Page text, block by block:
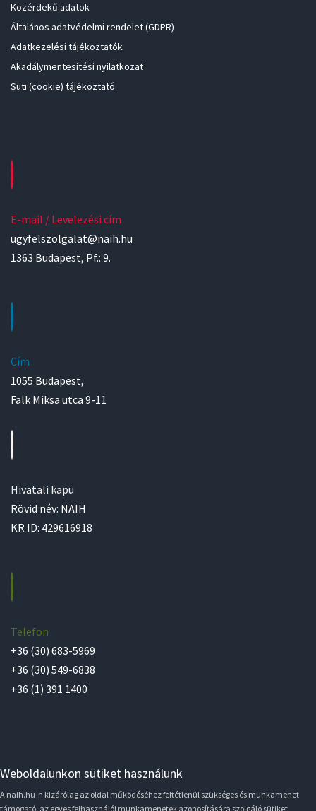
Közérdekű adatok
Általános adatvédelmi rendelet (GDPR)
Adatkezelési tájékoztatók
Akadálymentesítési nyilatkozat
Süti (cookie) tájékoztató
E-mail / Levelezési cím
ugyfelszolgalat@naih.hu
1363 Budapest, Pf.: 9.
Cím
1055 Budapest,
Falk Miksa utca 9-11
Hivatali kapu
Rövid név: NAIH
KR ID: 429616918
Telefon
+36 (30) 683-5969
+36 (30) 549-6838
+36 (1) 391 1400
Weboldalunkon sütiket használunk
A naih.hu-n kizárólag az oldal működéséhez feltétlenül szükséges és munkamenet
támogató, az egyes felhasználói munkamenetek azonosítására szolgáló sütiket